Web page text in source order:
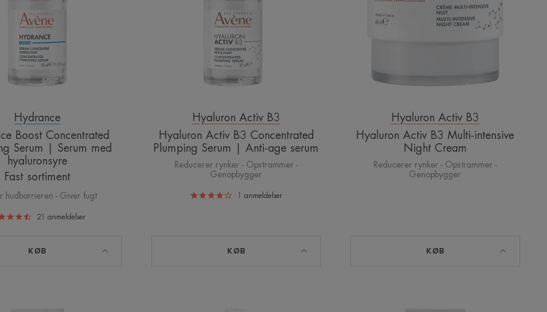
Serum
med
hyaluronsyre
Hydrance
Boost Concentrated
Serum | Serum med
hyaluronsyre
Fast sortiment
hudbarrieren - Giver fugt
21 anmeldelser
KØB
|
Anti-
age
serum
Hyaluron Activ B3
Hyaluron Activ B3 Concentrated
Plumping Serum | Anti-age serum
Reducerer rynker - Opstrammer -
Genopbygger
1anmeldelser
KØB
Night
Cream
Hyaluron Activ B3
Hyaluron Activ B3 Multi-intensive
Night Cream
Reducerer rynker - Opstrammer -
Genopbygger
KØB